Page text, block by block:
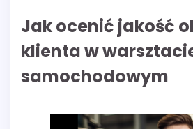
Jak ocenić jakość
klienta w
samochodowym